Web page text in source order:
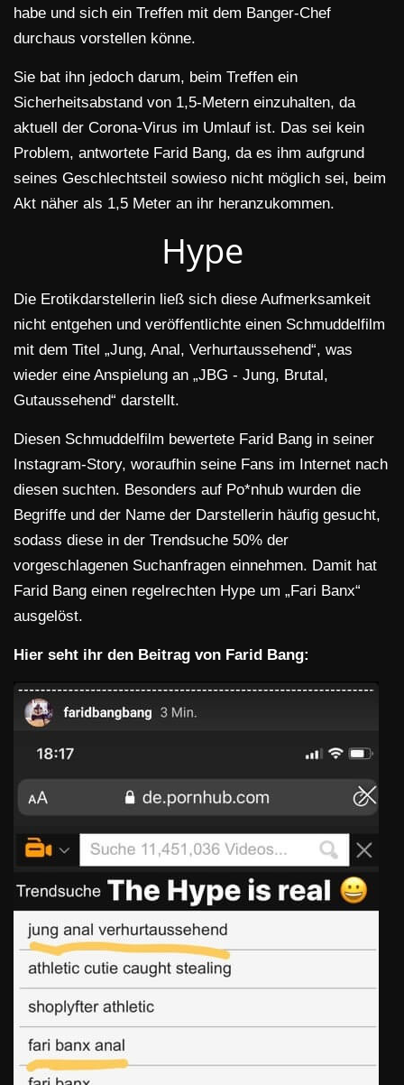
habe und sich ein Treffen mit dem Banger-Chef
durchaus vorstellen könne.
Sie bat ihn jedoch darum, beim Treffen ein
Sicherheitsabstand von 1,5-Metern einzuhalten, da
aktuell der Corona-Virus im Umlauf ist. Das sei kein
Problem, antwortete Farid Bang, da es ihm aufgrund
seines Geschlechtsteil sowieso nicht möglich sei, beim
Akt näher als 1,5 Meter an ihr heranzukommen.
Hype
Die Erotikdarstellerin ließ sich diese Aufmerksamkeit
nicht entgehen und veröffentlichte einen Schmuddelfilm
mit dem Titel „Jung, Anal, Verhurtaussehend“, was
wieder eine Anspielung an „JBG - Jung, Brutal,
Gutaussehend“ darstellt.
Diesen Schmuddelfilm bewertete Farid Bang in seiner
Instagram-Story, woraufhin seine Fans im Internet nach
diesen suchten. Besonders auf Po*nhub wurden die
Begriffe und der Name der Darstellerin häufig gesucht,
sodass diese in der Trendsuche 50% der
vorgeschlagenen Suchanfragen einnehmen. Damit hat
Farid Bang einen regelrechten Hype um „Fari Banx“
ausgelöst.
Hier seht ihr den Beitrag von Farid Bang: